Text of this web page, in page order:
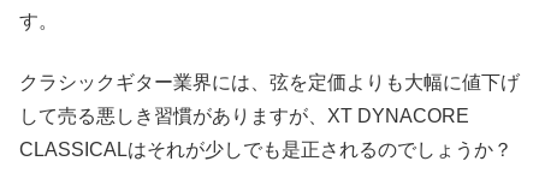
す。
クラシックギター業界には、弦を定価よりも大幅に値下げ
して売る悪しき習慣がありますが、XT DYNACORE
CLASSICALはそれが少しでも是正されるのでしょうか？